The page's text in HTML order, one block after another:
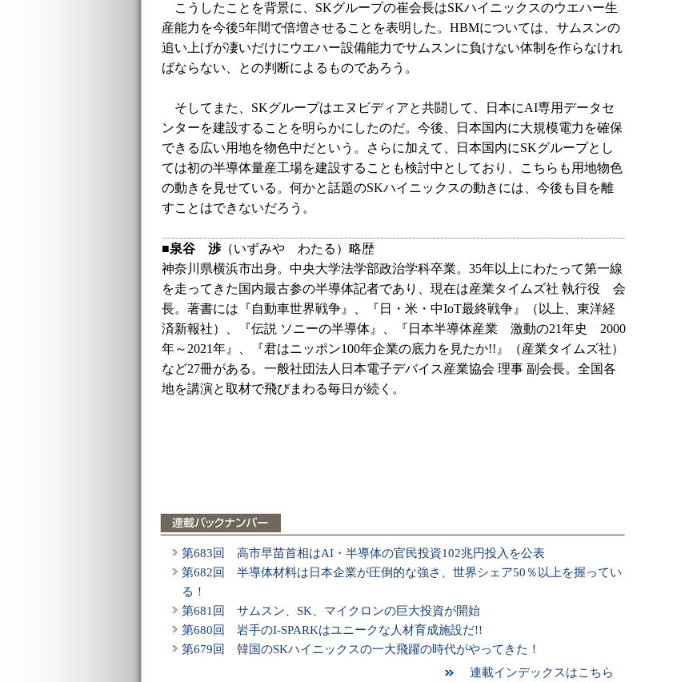
こうしたことを背景に、SKグループの崔会長はSKハイニックスのウエハー生
産能力を今後5年間で倍増させることを表明した。HBMについては、サムスンの
追い上げが凄いだけにウエハー設備能力でサムスンに負けない体制を作らなけれ
ばならない、との判断によるものであろう。
そしてまた、SKグループはエヌビディアと共闘して、日本にAI専用データセ
ンターを建設することを明らかにしたのだ。今後、日本国内に大規模電力を確保
できる広い用地を物色中だという。さらに加えて、日本国内にSKグループとし
ては初の半導体量産工場を建設することも検討中としており、こちらも用地物色
の動きを見せている。何かと話題のSKハイニックスの動きには、今後も目を離
すことはできないだろう。
■泉谷 渉（いずみや わたる）略歴
神奈川県横浜市出身。中央大学法学部政治学科卒業。35年以上にわたって第一線
を走ってきた国内最古参の半導体記者であり、現在は産業タイムズ社 執行役 会
長。著書には『自動車世界戦争』、『日・米・中IoT最終戦争』（以上、東洋経
済新報社）、『伝説 ソニーの半導体』、『日本半導体産業 激動の21年史 2000
年～2021年』、『君はニッポン100年企業の底力を見たか!!』（産業タイムズ社）
など27冊がある。一般社団法人日本電子デバイス産業協会 理事 副会長。全国各
地を講演と取材で飛びまわる毎日が続く。
第683回 高市早苗首相はAI・半導体の官民投資102兆円投入を公表
第682回 半導体材料は日本企業が圧倒的な強さ、世界シェア50％以上を握ってい
る！
第681回 サムスン、SK、マイクロンの巨大投資が開始
第680回 岩手のI-SPARKはユニークな人材育成施設だ!!
第679回 韓国のSKハイニックスの一大飛躍の時代がやってきた！
連載インデックスはこちら